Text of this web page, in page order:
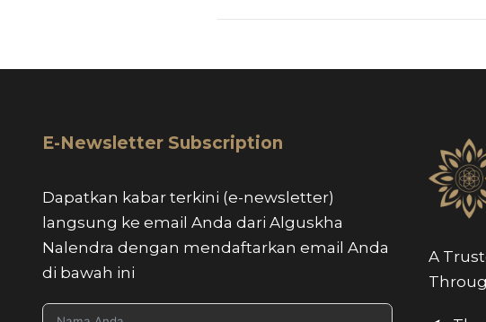
E-Newsletter Subscription
Dapatkan kabar terkini (e-newsletter)
langsung ke email Anda dari Alguskha
Nalendra dengan mendaftarkan email Anda
di bawah ini
A